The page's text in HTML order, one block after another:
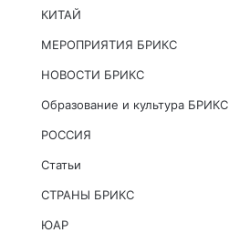
КИТАЙ
МЕРОПРИЯТИЯ БРИКС
НОВОСТИ БРИКС
Образование и культура БРИКС
РОССИЯ
Статьи
СТРАНЫ БРИКС
ЮАР